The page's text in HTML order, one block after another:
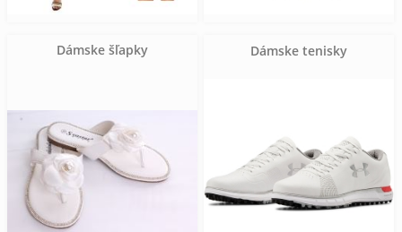
Dámske šľapky Dámske tenisky